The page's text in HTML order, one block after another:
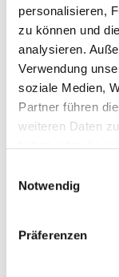
personalisieren,
zu können und
analysieren.
Verwendung
soziale Medien,
Partner führen
weiteren Daten
Notwendig
Präferenzen